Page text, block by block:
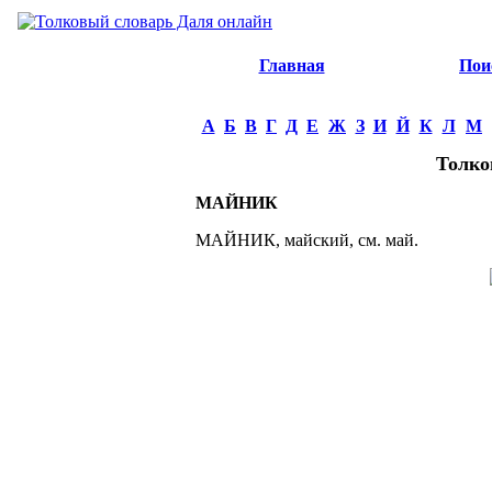
Главная
А Б В Г Д Е Ж З И Й К Л М
МАЙНИК
МАЙНИК, майский, см. май.